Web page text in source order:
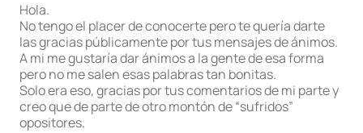
Hola.
No tengo el placer de conocerte pero te quería darte
las gracias públicamente por tus mensajes de ánimos.
A mi me gustaría dar ánimos a la gente de esa forma
pero no me salen esas palabras tan bonitas.
Solo era eso, gracias por tus comentarios de mi parte y
creo que de parte de otro montón de “sufridos”
opositores.